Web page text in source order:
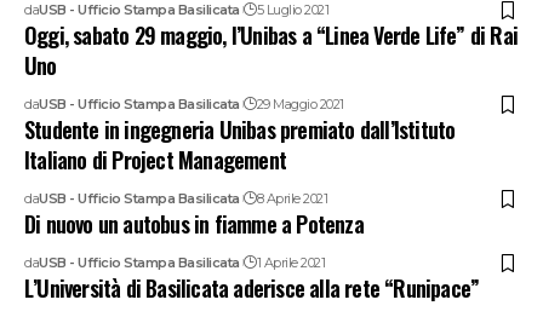
daUSB - Ufficio Stampa Basilicata 5 Luglio 2021
Oggi, sabato 29 maggio, l’Unibas a “Linea Verde Life” di Rai
Uno
daUSB - Ufficio Stampa Basilicata 29 Maggio 2021
Studente in ingegneria Unibas premiato dall’Istituto
Italiano di Project Management
daUSB - Ufficio Stampa Basilicata 8 Aprile 2021
Di nuovo un autobus in fiamme a Potenza
daUSB - Ufficio Stampa Basilicata 1 Aprile 2021
L’Università di Basilicata aderisce alla rete “Runipace”